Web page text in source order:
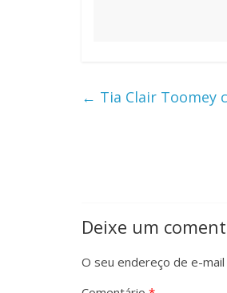
← Tia Clair Toomey
Deixe um
O seu endereço de e-